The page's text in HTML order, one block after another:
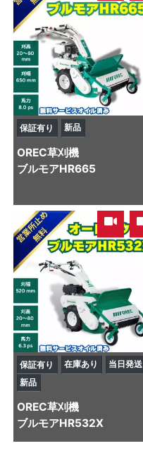
保証有り 新品
OREC草刈機
ブルモアHR665
,
保証有り 在庫あり
当日発送
新品
OREC草刈機
ブルモアHR532X